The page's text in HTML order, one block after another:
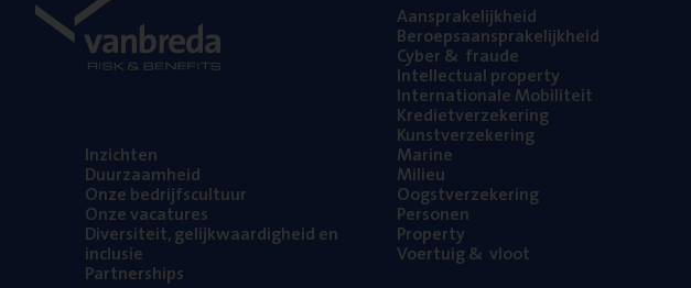
Inzich­ten
Duur­zaam­heid
Onze bedrijfs­cul­tuur
Onze vaca­tu­res
Diver­si­teit, gelijk­waar­dig­heid en
inclusie
Part­ner­ships
Aan­spra­ke­lijk­heid
Beroeps­aan­spra­ke­lijk­heid
Cyber& fraude
Intel­lec­tu­al property
Inter­na­ti­o­na­le Mobiliteit
Kre­diet­ver­ze­ke­ring
Kunst­ver­ze­ke­ring
Mari­ne
Mili­eu
Oogst­ver­ze­ke­ring
Per­so­nen
Pro­per­ty
Voer­tuig& vloot